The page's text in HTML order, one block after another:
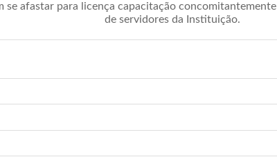
afastar para licença capacitação
de servidores da Instituição.